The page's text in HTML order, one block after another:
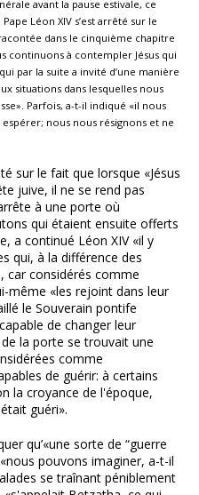
avant la pause estivale, ce
Léon XIV s’est arrêté sur le
dans le cinquième chapitre
continuons à contempler Jésus qui
par la suite a invité d’une manière
situations dans lesquelles nous
Parfois, a-t-il indiqué «il nous
nous nous résignons et ne
sur le fait que lorsque «Jésus
juive, il ne se rend pas
à une porte où
qui étaient ensuite offerts
a continué Léon XIV «il y
qui, à la différence des
car considérés comme
même «les rejoint dans leur
le Souverain pontife
de changer leur
la porte se trouvait une
comme
de guérir: à certains
la croyance de l'époque,
guéri».
qu’«une sorte de “guerre
pouvons imaginer, a-t-il
se traînant péniblement